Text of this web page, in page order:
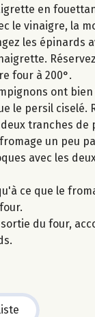
en
le vinaigre, la
les épinards
four à 200°.
ont
le persil ciselé.
tranches de
un peu
avec les
ce que le
du four,